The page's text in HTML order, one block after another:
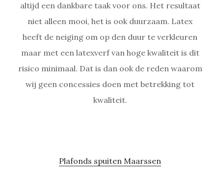
altijd een dankbare taak voor ons. Het resultaat
niet alleen mooi, het is ook duurzaam. Latex
heeft de neiging om op den duur te verkleuren
maar met een latexverf van hoge kwaliteit is dit
risico minimaal. Dat is dan ook de reden waarom
wij geen concessies doen met betrekking tot
kwaliteit.
Plafonds spuiten Maarssen